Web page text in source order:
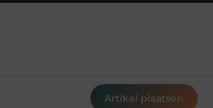
Artikel plaatsen